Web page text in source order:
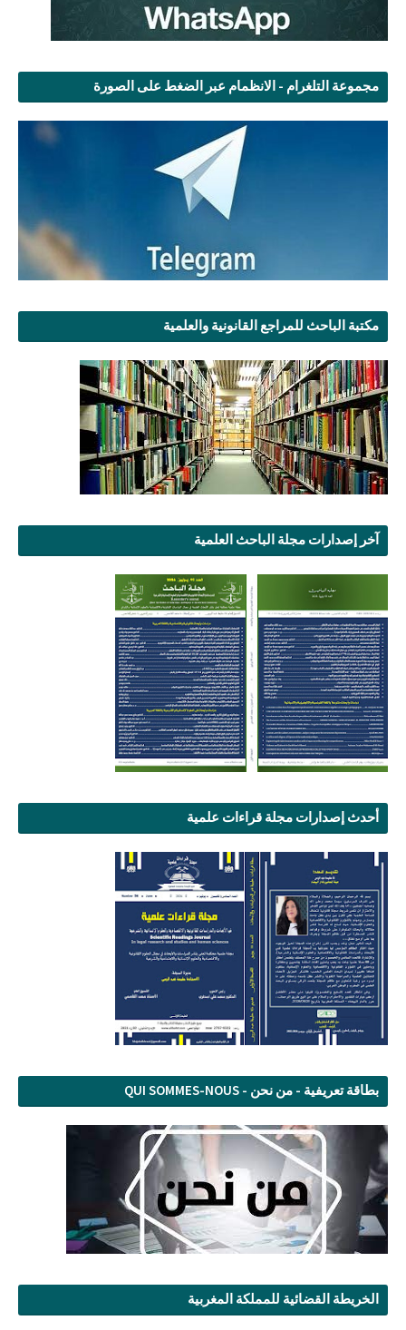
مجموعة التلغرام - الانظمام عبر الضغط على الصورة
مكتبة الباحث للمراجع القانونية والعلمية
آخر إصدارات مجلة الباحث العلمية
أحدث إصدارات مجلة قراءات علمية
بطاقة تعريفية - من نحن - QUI SOMMES-NOUS
الخريطة القضائية للمملكة المغربية